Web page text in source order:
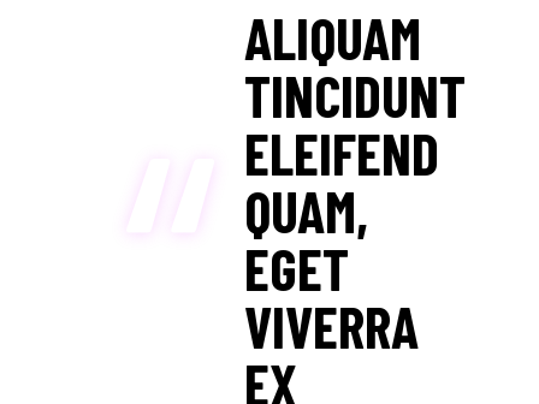
ALIQUAM
TINCIDUNT
ELEIFEND
QUAM,
EGET
VIVERRA
EX